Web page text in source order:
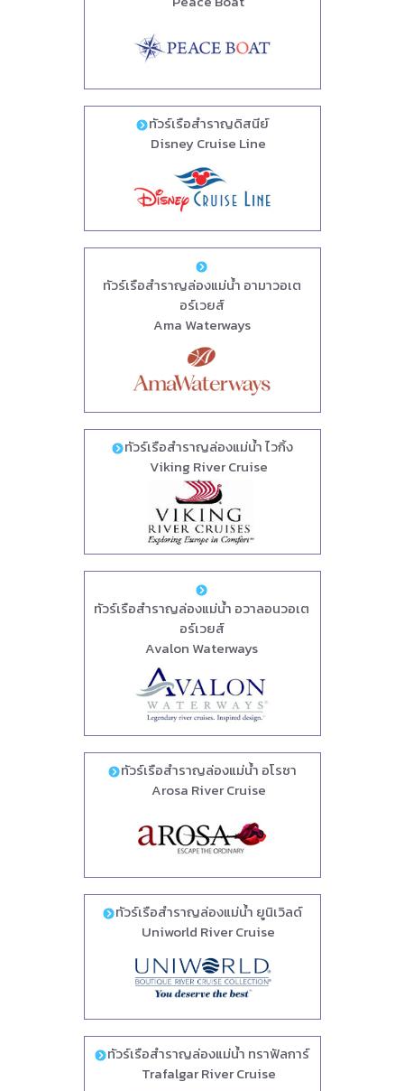
ทัวร์เรือสำราญดิสนีย์
Disney Cruise Line
ทัวร์เรือสำราญล่องแม่น้ำ อามาวอเต
อร์เวยส์
Ama Waterways
ทัวร์เรือสำราญล่องแม่น้ำ ไวกิ้ง
Viking River Cruise
ทัวร์เรือสำราญล่องแม่น้ำ อวาลอนวอเต
อร์เวยส์
Avalon Waterways
ทัวร์เรือสำราญล่องแม่น้ำ อโรซา
Arosa River Cruise
ทัวร์เรือสำราญล่องแม่น้ำ ยูนิเวิลด์
Uniworld River Cruise
ทัวร์เรือสำราญล่องแม่น้ำ ทราฟัลการ์
Trafalgar River Cruise